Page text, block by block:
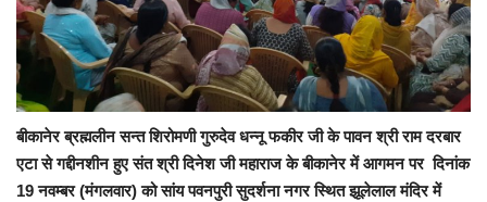
बीकानेर ब्रह्मलीन सन्त शिरोमणी गुरुदेव धन्नू फकीर जी के पावन श्री राम दरबार
एटा से गद्दीनशीन हुए संत श्री दिनेश जी महाराज के बीकानेर में आगमन पर दिनांक
19 नवम्बर (मंगलवार) को सांय पवनपुरी सुदर्शना नगर स्थित झूलेलाल मंदिर में